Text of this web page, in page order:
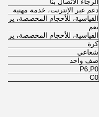
دعم عبر الإنترنت، خدمة مهنية
القياسية، للأحجام المخصصة، يرجى
نعم..
القياسية، للأحجام المخصصة، يرجى
كرة
شعاعي
صف واحد
P6,P0
C0